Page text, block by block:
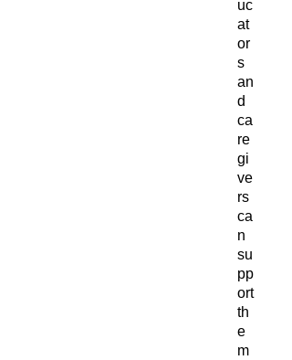
uc
at
or
s
an
d
ca
re
gi
ve
rs
ca
n
su
pp
ort
th
e
m